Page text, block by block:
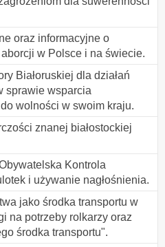
oraz informacyjne o
w Polsce i na świecie.
Białoruskiej dla działań
sprawie wsparcia
wolności w swoim kraju.
znanej białostockiej
Kontrola
i używanie nagłośnienia.
jako środka transportu w
na potrzeby rolkarzy oraz
środka transportu".